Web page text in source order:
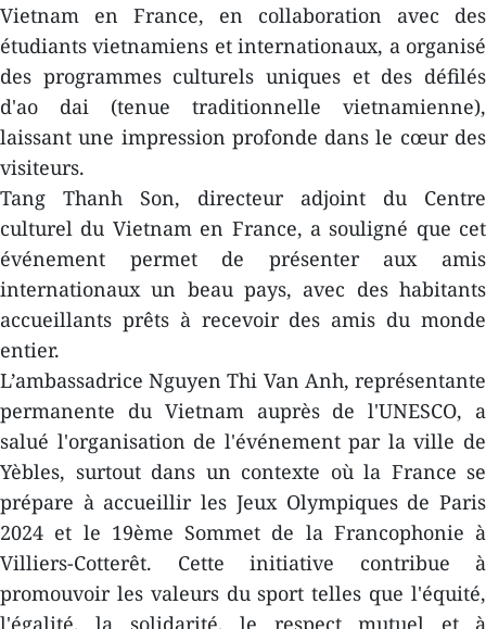
Vietnam en France, en collaboration avec des
étudiants vietnamiens et internationaux, a organisé
des programmes culturels uniques et des défilés
d'ao dai (tenue traditionnelle vietnamienne),
laissant une impression profonde dans le cœur des
visiteurs.
Tang Thanh Son, directeur adjoint du Centre
culturel du Vietnam en France, a souligné que cet
événement permet de présenter aux amis
internationaux un beau pays, avec des habitants
accueillants prêts à recevoir des amis du monde
entier.
L’ambassadrice Nguyen Thi Van Anh, représentante
permanente du Vietnam auprès de l'UNESCO, a
salué l'organisation de l'événement par la ville de
Yèbles, surtout dans un contexte où la France se
prépare à accueillir les Jeux Olympiques de Paris
2024 et le 19ème Sommet de la Francophonie à
Villiers-Cotterêt. Cette initiative contribue à
promouvoir les valeurs du sport telles que l'équité,